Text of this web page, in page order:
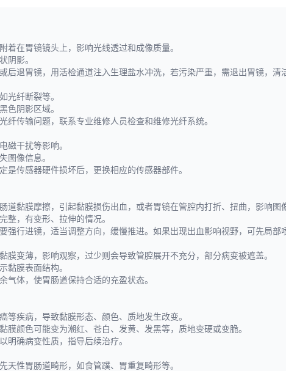
在胃镜镜头上，影响光线透过和成像质量。
阴影。
后退胃镜，用活检通道注入生理盐水冲洗，若污染严重，需退出胃镜，清
光纤断裂等。
色阴影区域。
传输问题，联系专业维修人员检查和维修光纤系统。
磁干扰等影响。
图像信息。
传感器硬件损坏后，更换相应的传感器部件。
黏膜摩擦，引起黏膜损伤出血，或者胃镜在管腔内打折、扭曲，影响图
整，有变形、拉伸的情况。
强行进镜，适当调整方向，缓慢推进。如果出现出血影响视野，可先局部
变薄，影响观察，过少则会导致管腔展开不充分，部分病变被遮盖。
黏膜表面结构。
气体，使胃肠道保持合适的充盈状态。
疾病，导致黏膜形态、颜色、质地发生改变。
颜色可能变为潮红、苍白、发黄、发黑等，质地变硬或变脆。
明确病变性质，指导后续治疗。
性胃肠道畸形，如食管蹼、胃重复畸形等。